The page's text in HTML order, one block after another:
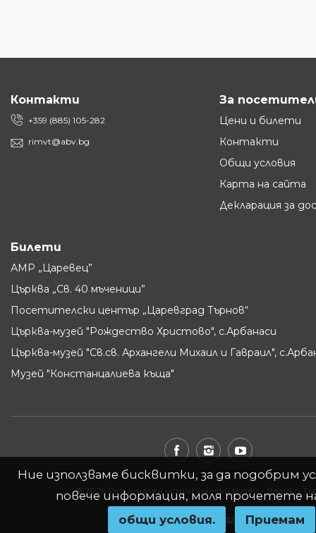
Контакти
+359 (885) 105-282
rimvt@abv.bg
За
Цени и билети
Контакти
Общи условия
Карта на сайта
Декларация за
Билети
АМР „Царевец”
Църква „Св. 40 мъченици”
Посетителски център „Царевград Търнов“
Църква-музей "Рождество Христово", с.Арбанаси
Църква-музей "Св.св. Архангели Михаил и Гавраил",
Музей "Констанцалиева къща"
© 2026 Регионален исторически музей - Велико
Website by WebInfit
Ние използваме бисквитки, за да подобрим
повече информация, моля прочетете
oбщи условия.
Приемам